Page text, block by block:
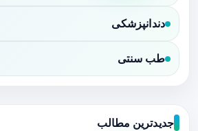
دندانپزشکی
طب سنتی
جدیدترین مطالب